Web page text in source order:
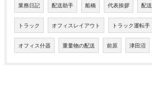
業務日記 配送助手 船橋 代表挨拶 配送
トラック オフィスレイアウト トラック運転手
オフィス什器 重量物の配送 前原 津田沼